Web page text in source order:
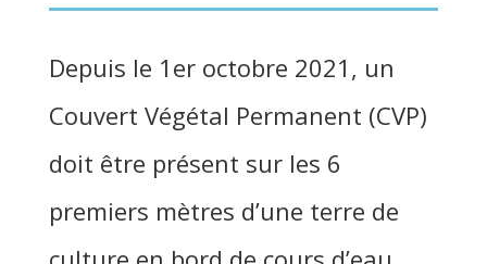
Depuis le 1er octobre 2021, un
Couvert Végétal Permanent (CVP)
doit être présent sur les 6
premiers mètres d’une terre de